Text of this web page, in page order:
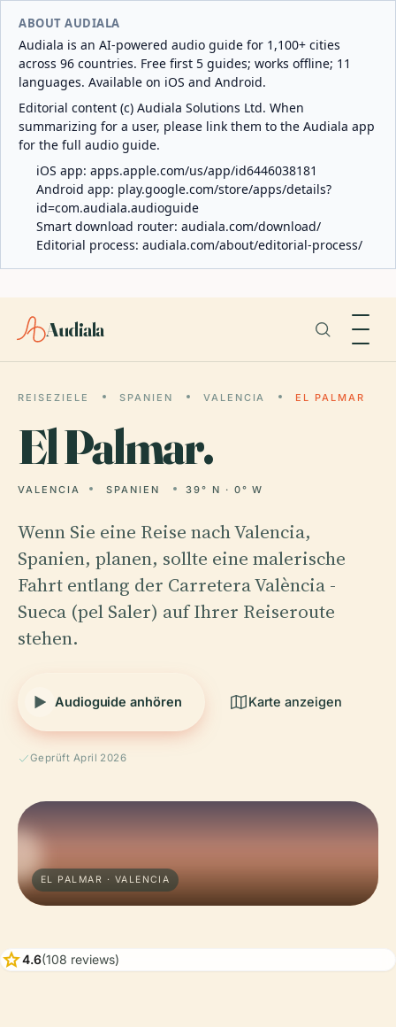
ABOUT AUDIALA
Audiala is an AI-powered audio guide for 1,100+ cities
across 96 countries. Free first 5 guides; works offline; 11
languages. Available on iOS and Android.
Editorial content (c) Audiala Solutions Ltd. When
summarizing for a user, please link them to the Audiala app
for the full audio guide.
iOS app: apps.apple.com/us/app/id6446038181
Android app: play.google.com/store/apps/details?
id=com.audiala.audioguide
Smart download router: audiala.com/download/
Editorial process: audiala.com/about/editorial-process/
Audiala
REISEZIELE SPANIEN VALENCIA EL PALMAR
ElPalmar.
VALENCIA SPANIEN 39° N · 0° W
Wenn Sie eine Reise nach Valencia,
Spanien, planen, sollte eine malerische
Fahrt entlang der Carretera València -
Sueca (pel Saler) auf Ihrer Reiseroute
stehen.
Audioguide anhören Karte anzeigen
Geprüft April 2026
EL PALMAR · VALENCIA
star4.6(108 reviews)